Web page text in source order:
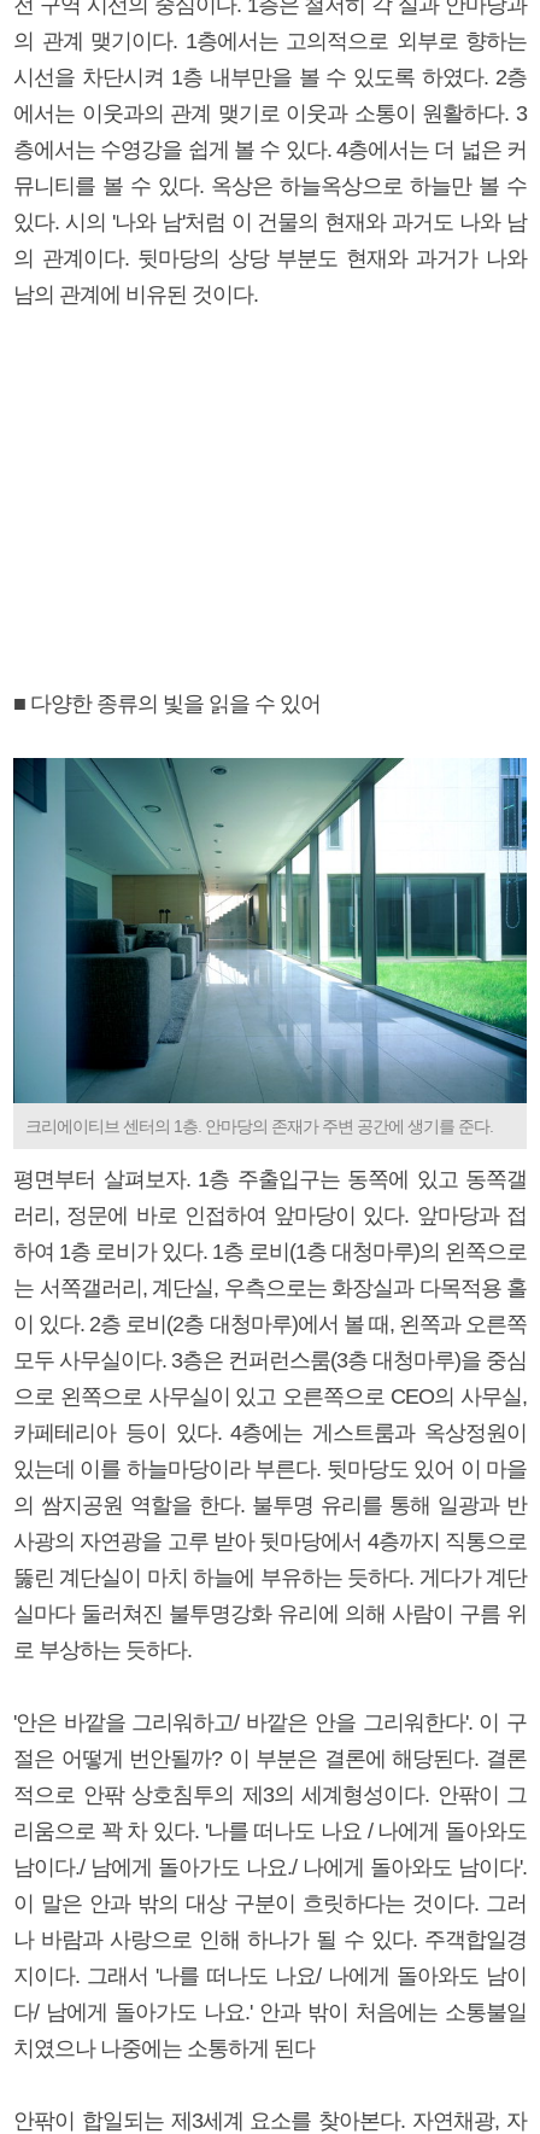
의 관계 맺기이다. 1층에서는 고의적으로 외부로 향하는
시선을 차단시켜 1층 내부만을 볼 수 있도록 하였다. 2층
에서는 이웃과의 관계 맺기로 이웃과 소통이 원활하다. 3
층에서는 수영강을 쉽게 볼 수 있다. 4층에서는 더 넓은 커
뮤니티를 볼 수 있다. 옥상은 하늘옥상으로 하늘만 볼 수
있다. 시의 '나와 남'처럼 이 건물의 현재와 과거도 나와 남
의 관계이다. 뒷마당의 상당 부분도 현재와 과거가 나와
남의 관계에 비유된 것이다.
■ 다양한 종류의 빛을 읽을 수 있어
크리에이티브 센터의 1층. 안마당의 존재가 주변 공간에 생기를 준다.
평면부터 살펴보자. 1층 주출입구는 동쪽에 있고 동쪽갤
러리, 정문에 바로 인접하여 앞마당이 있다. 앞마당과 접
하여 1층 로비가 있다. 1층 로비(1층 대청마루)의 왼쪽으로
는 서쪽갤러리, 계단실, 우측으로는 화장실과 다목적용 홀
이 있다. 2층 로비(2층 대청마루)에서 볼 때, 왼쪽과 오른쪽
모두 사무실이다. 3층은 컨퍼런스룸(3층 대청마루)을 중심
으로 왼쪽으로 사무실이 있고 오른쪽으로 CEO의 사무실,
카페테리아 등이 있다. 4층에는 게스트룸과 옥상정원이
있는데 이를 하늘마당이라 부른다. 뒷마당도 있어 이 마을
의 쌈지공원 역할을 한다. 불투명 유리를 통해 일광과 반
사광의 자연광을 고루 받아 뒷마당에서 4층까지 직통으로
뚫린 계단실이 마치 하늘에 부유하는 듯하다. 게다가 계단
실마다 둘러쳐진 불투명강화 유리에 의해 사람이 구름 위
로 부상하는 듯하다.
'안은 바깥을 그리워하고/ 바깥은 안을 그리워한다'. 이 구
절은 어떻게 번안될까? 이 부분은 결론에 해당된다. 결론
적으로 안팎 상호침투의 제3의 세계형성이다. 안팎이 그
리움으로 꽉 차 있다. '나를 떠나도 나요 / 나에게 돌아와도
남이다./ 남에게 돌아가도 나요./ 나에게 돌아와도 남이다'.
이 말은 안과 밖의 대상 구분이 흐릿하다는 것이다. 그러
나 바람과 사랑으로 인해 하나가 될 수 있다. 주객합일경
지이다. 그래서 '나를 떠나도 나요/ 나에게 돌아와도 남이
다/ 남에게 돌아가도 나요.' 안과 밖이 처음에는 소통불일
치였으나 나중에는 소통하게 된다
안팎이 합일되는 제3세계 요소를 찾아본다. 자연채광, 자